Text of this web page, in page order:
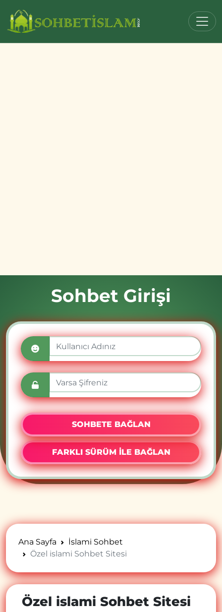
Sohbet Girişi
SOHBETE BAĞLAN
FARKLI SÜRÜM İLE BAĞLAN
Ana Sayfa
İslami Sohbet
Özel islami Sohbet Sitesi
Özel islami Sohbet Sitesi